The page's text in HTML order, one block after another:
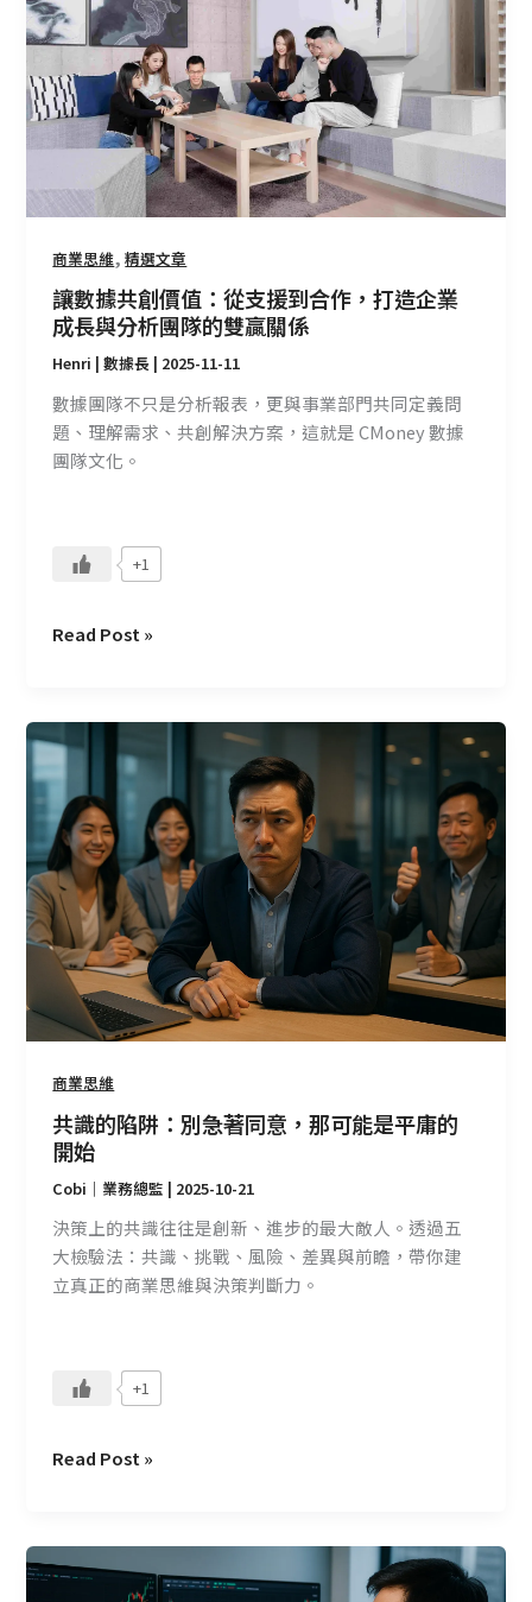
商業思維,精選文章
讓數據共創價值：從支援到合作，打造企業
成長與分析團隊的雙贏關係
Henri | 數據長 | 2025-11-11
數據團隊不只是分析報表，更與事業部門共同定義問
題、理解需求、共創解決方案，這就是 CMoney 數據
團隊文化。
+1
創
價
值：
從
到
合
作，
造
企
業
成
長
與
雙
Read Post »
商業思維
共識的陷阱：別急著同意，那可能是平庸的
開始
Cobi｜業務總監 | 2025-10-21
決策上的共識往往是創新、進步的最大敵人。透過五
大檢驗法：共識、挑戰、風險、差異與前瞻，帶你建
立真正的商業思維與決策判斷力。
+1
識
陷
阱：
別
急
著
同
意，
那
可
能
平
庸
的
開
始
Read Post »
無